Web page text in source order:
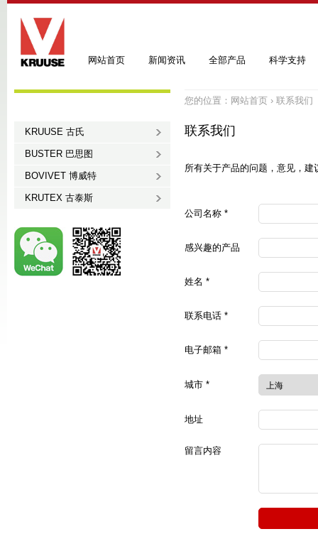
网站首页 新闻资讯 全部产品 科学支持
KRUUSE 古氏
BUSTER 巴思图
BOVIVET 博威特
KRUTEX 古泰斯
您的位置： 网站首页 › 联系我们
联系我们
所有关于产品的问题，意见，
公司名称 *
感兴趣的产品
姓名 *
联系电话 *
电子邮箱 *
城市 *
地址
留言内容